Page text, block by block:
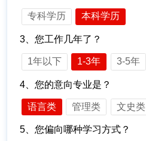
专科学历 本科学历
3、您工作几年了？
1年以下 1-3年 3-5年
4、您的意向专业是？
语言类 管理类 文史类
5、您偏向哪种学习方式？